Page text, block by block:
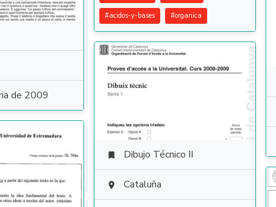
#acidos-y-bases #organica
de 2009
 Dibujo Técnico II
 Cataluña